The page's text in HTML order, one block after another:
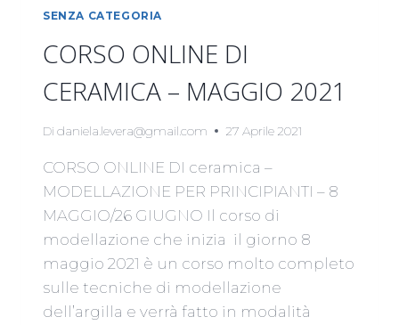
SENZA CATEGORIA
CORSO ONLINE DI
CERAMICA – MAGGIO 2021
Di daniela.levera@gmail.com 27 Aprile 2021
CORSO ONLINE DI ceramica –
MODELLAZIONE PER PRINCIPIANTI – 8
MAGGIO/26 GIUGNO Il corso di
modellazione che inizia il giorno 8
maggio 2021 è un corso molto completo
sulle tecniche di modellazione
dell’argilla e verrà fatto in modalità